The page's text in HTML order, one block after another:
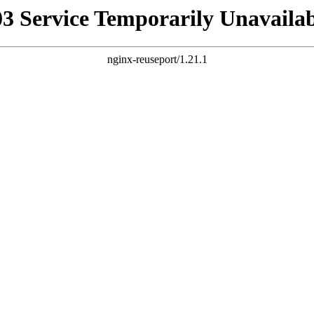
Service Temporarily
nginx-reuseport/1.21.1